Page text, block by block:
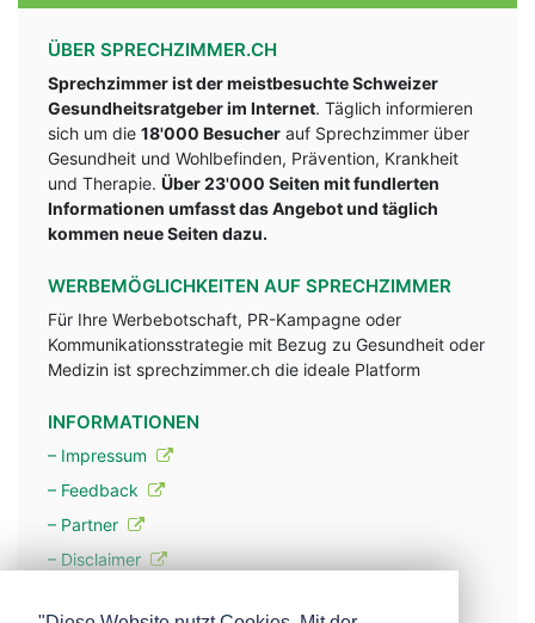
ÜBER SPRECHZIMMER.CH
Sprechzimmer ist der meistbesuchte Schweizer
Gesundheitsratgeber im Internet. Täglich informieren
sich um die 18'000 Besucher auf Sprechzimmer über
Gesundheit und Wohlbefinden, Prävention, Krankheit
und Therapie. Über 23'000 Seiten mit fundlerten
Informationen umfasst das Angebot und täglich
kommen neue Seiten dazu.
WERBEMÖGLICHKEITEN AUF SPRECHZIMMER
Für Ihre Werbebotschaft, PR-Kampagne oder
Kommunikationsstrategie mit Bezug zu Gesundheit oder
Medizin ist sprechzimmer.ch die ideale Platform
INFORMATIONEN
– Impressum
– Feedback
– Partner
– Disclaimer